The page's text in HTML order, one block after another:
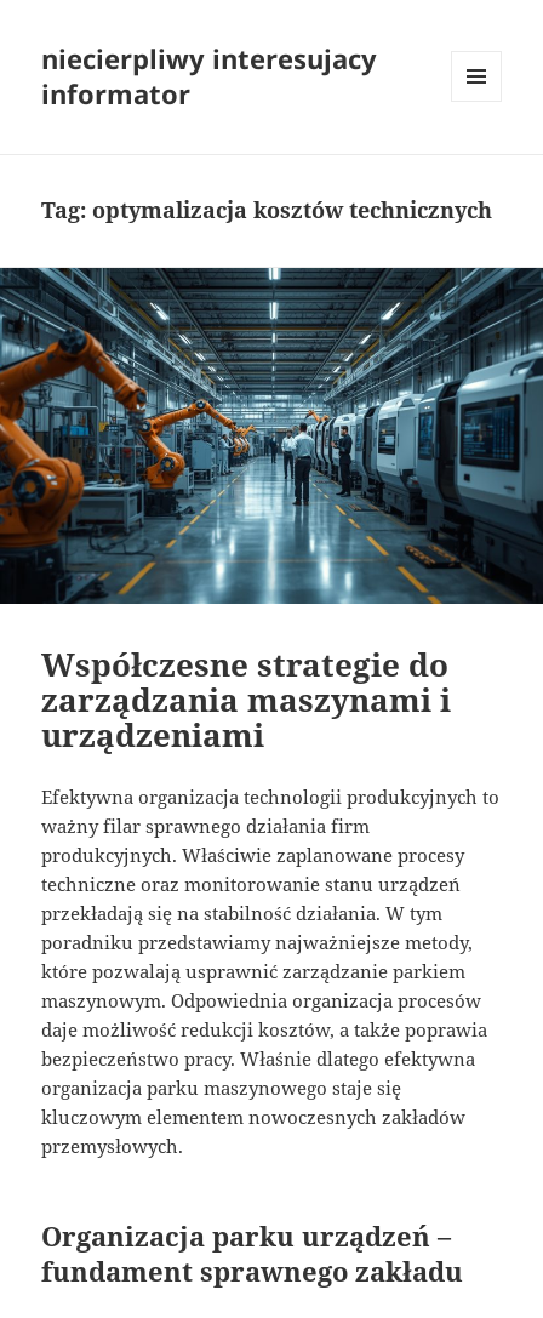
niecierpliwy interesujacy
informator
Tag:optymalizacja kosztów technicznych
Współczesne strategie do
zarządzania maszynami i
urządzeniami
Efektywna organizacja technologii produkcyjnych to
ważny filar sprawnego działania firm
produkcyjnych. Właściwie zaplanowane procesy
techniczne oraz monitorowanie stanu urządzeń
przekładają się na stabilność działania. W tym
poradniku przedstawiamy najważniejsze metody,
które pozwalają usprawnić zarządzanie parkiem
maszynowym. Odpowiednia organizacja procesów
daje możliwość redukcji kosztów, a także poprawia
bezpieczeństwo pracy. Właśnie dlatego efektywna
organizacja parku maszynowego staje się
kluczowym elementem nowoczesnych zakładów
przemysłowych.
Organizacja parku urządzeń –
fundament sprawnego zakładu